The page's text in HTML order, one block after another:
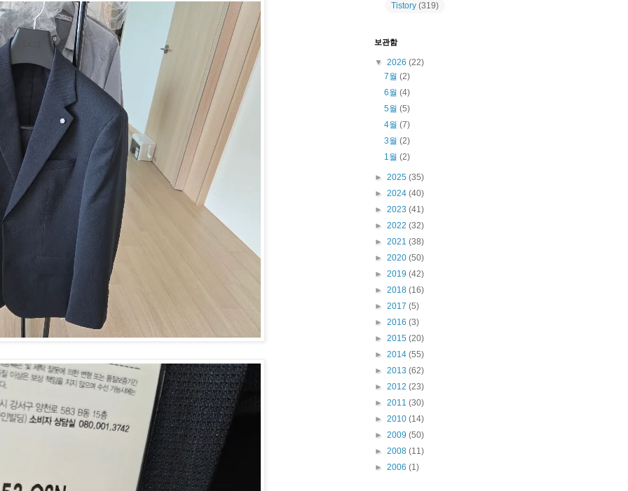
Tistory (319)
보관함
▼ 2026 (22)
7월(2)
6월(4)
5월(5)
4월(7)
3월(2)
1월(2)
► 2025 (35)
► 2024 (40)
► 2023 (41)
► 2022 (32)
► 2021 (38)
► 2020 (50)
► 2019 (42)
► 2018 (16)
► 2017 (5)
► 2016 (3)
► 2015 (20)
► 2014 (55)
► 2013 (62)
► 2012 (23)
► 2011 (30)
► 2010 (14)
► 2009 (50)
► 2008 (11)
► 2006 (1)